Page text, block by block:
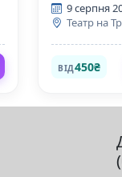
9 серпня
Театр на
ВІД450₴